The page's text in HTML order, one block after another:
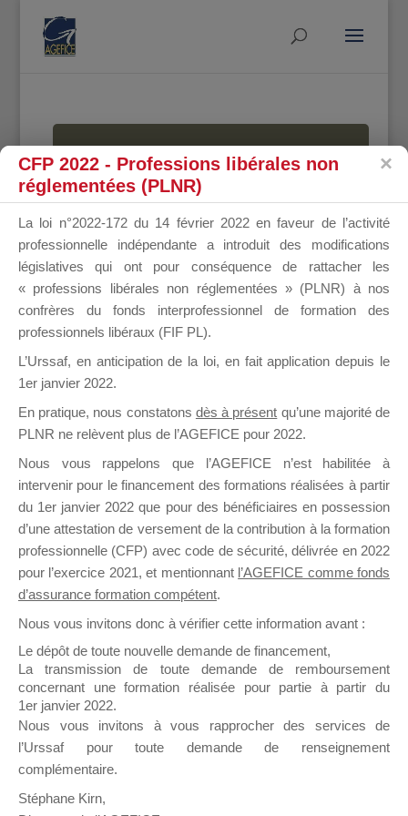
MALLETTE
DU
DIRIGEANT
Groupe Public
il y a un mois
Ce groupe est destiné aux Organismes de
Formation qui souhaitent répondre à l’Appel à
Propositions Mallette du Dirigeant.
sur lequel il est possible de laisser un message
ou poser une question.
NB : Il est nécessaire d’être
pouvoir rejoindre ce groupe
CFP 2022 - Professions libérales non
réglementées (PLNR)
La loi n°2022-172 du 14 février 2022 en faveur de l’activité
professionnelle indépendante a introduit des modifications
législatives qui ont pour conséquence de rattacher les
« professions libérales non réglementées » (PLNR) à nos
confrères du fonds interprofessionnel de formation des
professionnels libéraux (FIF PL).
L’Urssaf, en anticipation de la loi, en fait application depuis le
1er janvier 2022.
En pratique, nous constatons dès à présent qu’une majorité de
PLNR ne relèvent plus de l’AGEFICE pour 2022.
Nous vous rappelons que l’AGEFICE n’est habilitée à
intervenir pour le financement des formations réalisées à partir
du 1er janvier 2022 que pour des bénéficiaires en possession
d’une attestation de versement de la contribution à la formation
professionnelle (CFP) avec code de sécurité, délivrée en 2022
pour l’exercice 2021, et mentionnant l’AGEFICE comme fonds
d’assurance formation compétent.
Nous vous invitons donc à vérifier cette information avant :
Le dépôt de toute nouvelle demande de financement,
La transmission de toute demande de remboursement
concernant une formation réalisée pour partie à partir du
1er janvier 2022.
Nous vous invitons à vous rapprocher des services de
l’Urssaf pour toute demande de renseignement
complémentaire.
Stéphane Kirn,